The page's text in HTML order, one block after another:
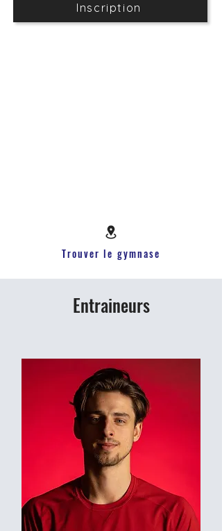
Inscription
Trouver le gymnase
Entraineurs